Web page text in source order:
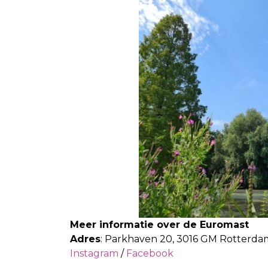
Meer informatie over de Euromast
Adres: Parkhaven 20, 3016 GM
Instagram / Facebook